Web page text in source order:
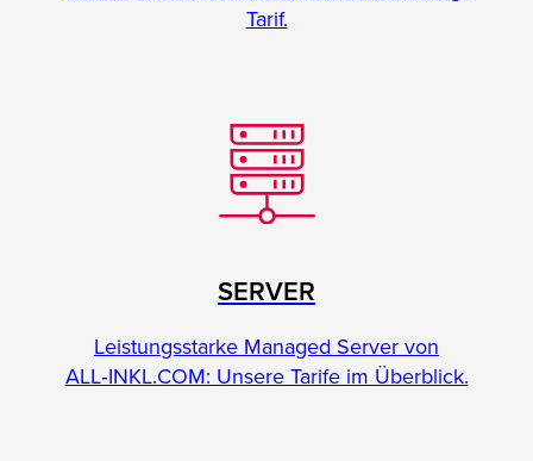
Tarif.
SERVER
Leistungsstarke Managed Server von
ALL‑INKL.COM: Unsere Tarife im Überblick.